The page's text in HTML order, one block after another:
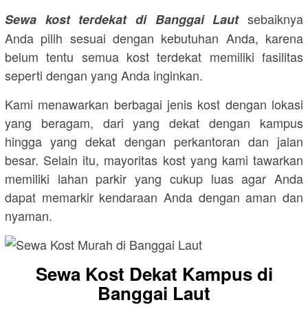
Sewa kost terdekat di Banggai Lautsebaiknya
Anda pilih sesuai dengan kebutuhan Anda, karena
belum tentu semua kost terdekat memiliki fasilitas
seperti dengan yang Anda inginkan.
Kami menawarkan berbagai jenis kost dengan lokasi
yang beragam, dari yang dekat dengan kampus
hingga yang dekat dengan perkantoran dan jalan
besar. Selain itu, mayoritas kost yang kami tawarkan
memiliki lahan parkir yang cukup luas agar Anda
dapat memarkir kendaraan Anda dengan aman dan
nyaman.
Sewa Kost Dekat Kampus di
Banggai Laut